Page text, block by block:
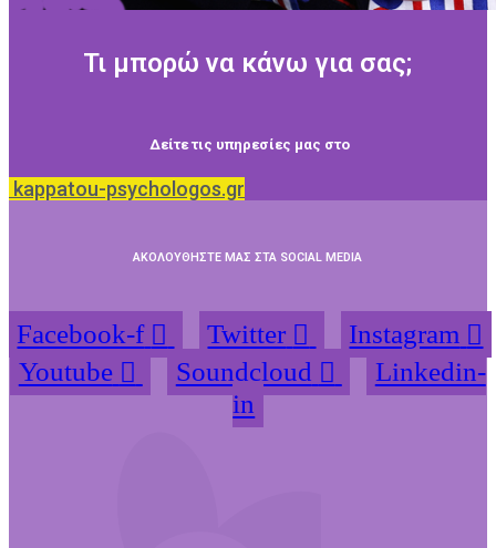
Τι μπορώ να κάνω για σας;
Δείτε τις υπηρεσίες μας στο
kappatou-psychologos.gr
ΑΚΟΛΟΥΘΗΣΤΕ ΜΑΣ ΣΤΑ SOCIAL MEDIA
Facebook-f Twitter
Instagram
Youtube
Soundcloud
Linkedin-
in